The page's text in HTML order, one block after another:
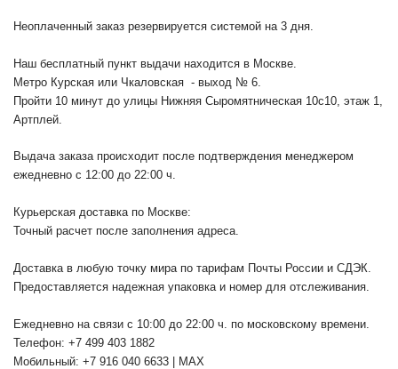
Неоплаченный заказ резервируется системой на 3 дня.
Наш бесплатный пункт выдачи находится в Москве.
Метро Курская или Чкаловская - выход № 6.
Пройти 10 минут до улицы Нижняя Сыромятническая 10с10, этаж 1,
Артплей.
Выдача заказа происходит после подтверждения менеджером
ежедневно с 12:00 до 22:00 ч.
Курьерская доставка по Москве:
Точный расчет после заполнения адреса.
Доставка в любую точку мира по тарифам Почты России и СДЭК.
Предоставляется надежная упаковка и номер для отслеживания.
Ежедневно на связи с 10:00 до 22:00 ч. по московскому времени.
Телефон: +7 499 403 1882
Мобильный: +7 916 040 6633 | MAX